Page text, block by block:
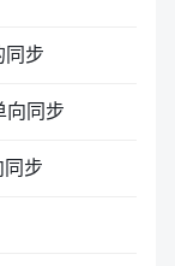
步
向同步
步